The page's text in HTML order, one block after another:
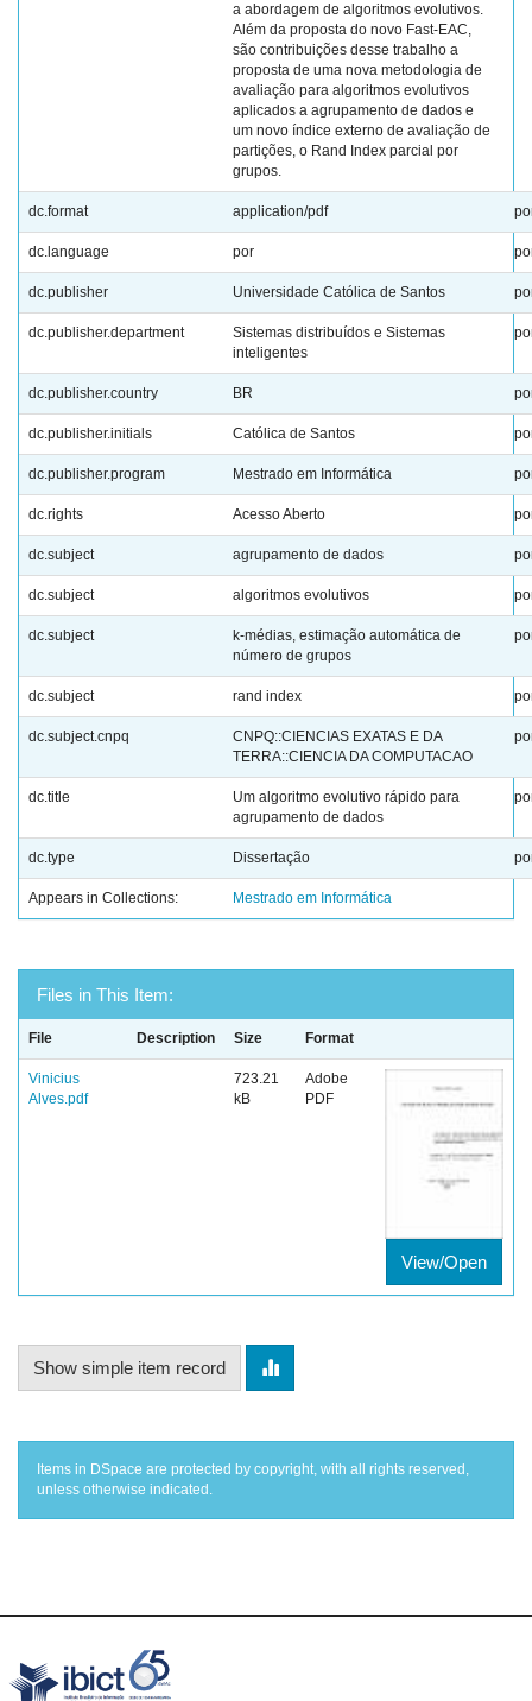
a abordagem de algoritmos evolutivos.
Além da proposta do novo Fast-EAC,
são contribuições desse trabalho a
proposta de uma nova metodologia de
avaliação para algoritmos evolutivos
aplicados a agrupamento de dados e
um novo índice externo de avaliação de
partições, o Rand Index parcial por
grupos.
dc.format application/pdf
dc.language por
dc.publisher Universidade Católica de Santos
dc.publisher.department
Sistemas distribuídos e Sistemas
inteligentes
dc.publisher.country BR
dc.publisher.initials Católica de Santos
dc.publisher.program Mestrado em Informática
dc.rights Acesso Aberto
dc.subject agrupamento de dados
dc.subject algoritmos evolutivos
dc.subject
k-médias, estimação automática de
número de grupos
dc.subject rand index
dc.subject.cnpq
CNPQ::CIENCIAS EXATAS E DA
TERRA::CIENCIA DA COMPUTACAO
dc.title
Um algoritmo evolutivo rápido para
agrupamento de dados
dc.type Dissertação
Appears in Collections: Mestrado em Informática
Files in This Item:
File Description Size Format
Vinicius
Alves.pdf
723.21
kB
Adobe
PDF
View/Open
Show simple item record
Items in DSpace are protected by copyright, with all rights reserved,
unless otherwise indicated.